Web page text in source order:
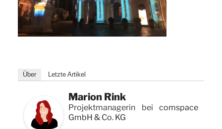
Über Letzte Artikel
Marion Rink
Projektmanagerin bei comspace
GmbH & Co. KG